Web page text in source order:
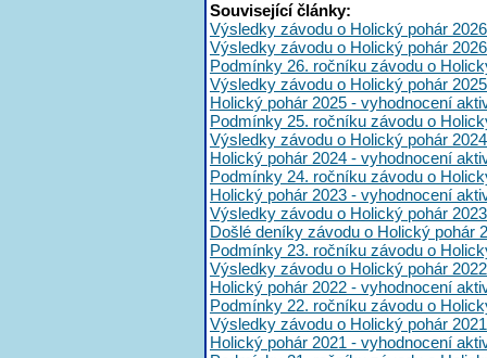
Související články:
Výsledky závodu o Holický pohár
Výsledky závodu o Holický pohár 2026
Podmínky 26. ročníku závodu o
Výsledky závodu o Holický pohár 2025
Holický pohár 2025 - vyhodnocení
Podmínky 25. ročníku závodu o
Výsledky závodu o Holický pohár 2024
Holický pohár 2024 - vyhodnocení
Podmínky 24. ročníku závodu o
Holický pohár 2023 - vyhodnocení
Výsledky závodu o Holický pohár 2023
Došlé deníky závodu o Holický pohár
Podmínky 23. ročníku závodu o
Výsledky závodu o Holický pohár 2022
Holický pohár 2022 - vyhodnocení
Podmínky 22. ročníku závodu o
Výsledky závodu o Holický pohár 2021
Holický pohár 2021 - vyhodnocení